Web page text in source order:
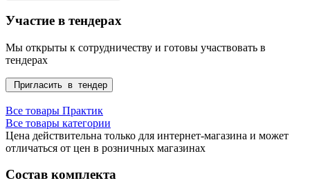
Участие в тендерах
Мы открыты к сотрудничеству и готовы участвовать в
тендерах
Пригласить в тендер
Все товары Практик
Все товары категории
Цена действительна только для интернет-магазина и может
отличаться от цен в розничных магазинах
Состав комплекта